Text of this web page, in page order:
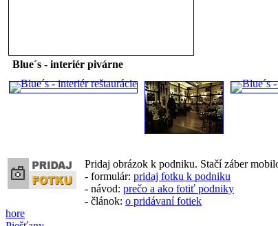
Blue´s - interiér pivárne
Pridaj obrázok k podniku. Stačí záber
- formulár: pridaj fotku k podniku
- návod: prečo a ako fotiť podniky
- článok: o pridávaní fotiek
hore